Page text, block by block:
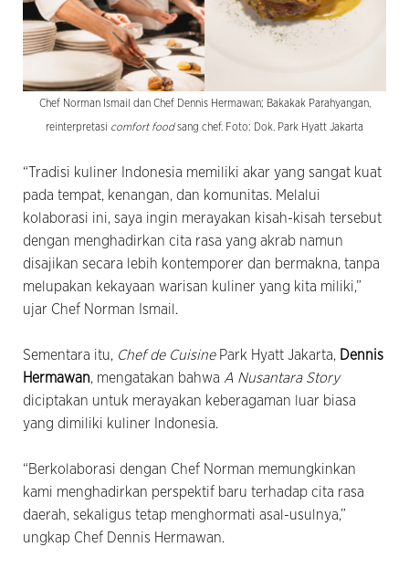
Chef Norman Ismail dan Chef Dennis Hermawan; Bakakak Parahyangan,
reinterpretasi comfort foodsang chef. Foto: Dok. Park Hyatt Jakarta
“Tradisi kuliner Indonesia memiliki akar yang sangat kuat
pada tempat, kenangan, dan komunitas. Melalui
kolaborasi ini, saya ingin merayakan kisah-kisah tersebut
dengan menghadirkan cita rasa yang akrab namun
disajikan secara lebih kontemporer dan bermakna, tanpa
melupakan kekayaan warisan kuliner yang kita miliki,”
ujar Chef Norman Ismail.
Sementara itu, Chef de CuisinePark Hyatt Jakarta, Dennis
Hermawan, mengatakan bahwa A Nusantara Story
diciptakan untuk merayakan keberagaman luar biasa
yang dimiliki kuliner Indonesia.
“Berkolaborasi dengan Chef Norman memungkinkan
kami menghadirkan perspektif baru terhadap cita rasa
daerah, sekaligus tetap menghormati asal-usulnya,”
ungkap Chef Dennis Hermawan.